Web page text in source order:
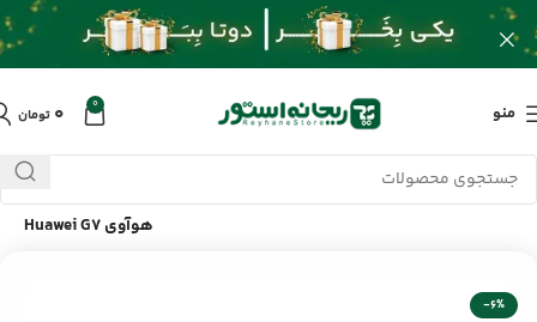
منو 0 ۰ تومان
خانه/محصولات/لوازم جانبی موبایل/گلس محافظ صفحه گوشی
هوآوی Huawei G7
-6%